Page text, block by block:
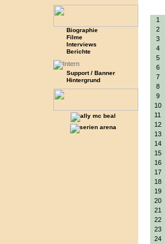
Biographie
Filme
Interviews
Berichte
Support / Banner
Hintergrund
1
2
3
4
5
6
7
8
9
10
11
12
13
14
15
16
17
18
19
20
21
22
23
24